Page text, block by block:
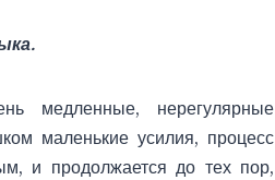
медленные, нерегулярные
маленькие усилия, процесс
и продолжается до тех пор,